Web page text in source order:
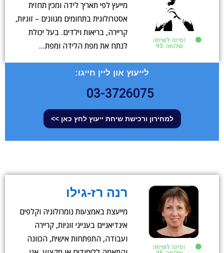
זמינה לשיחה
שלוחה: 93
מייעץ לפי תאריך לידה ומכין תחזית
אסטרולוגית בתחומים מגוונים – זוגיות,
קריירה, בריאות וילדים. בעל יכולת
לנתח את מפת הלידה ומפת…
לייעוץ און ליין חייגו:
03-3726075
למחירון ורכישת שיחת ייעוץ לחץ כאן >>
זמינה לשיחה
רנה רז-גילו
מייעצת באמצעות נומרולוגיה וקלפים
אינדיאניים בענייני זוגיות, קריירה
ועבודה, התפתחות אישית, הכוונה